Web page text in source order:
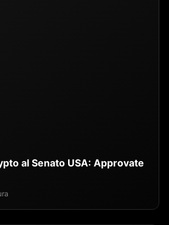
al Senato USA: Approvate